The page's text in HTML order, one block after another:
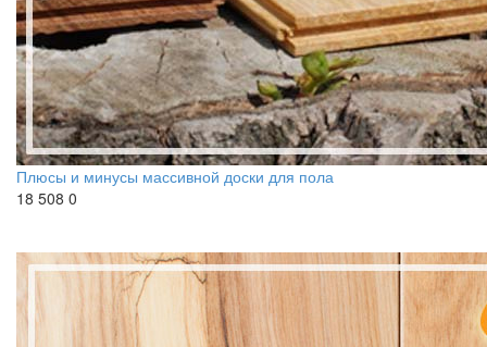
Плюсы и минусы массивной доски для пола
18 508 0